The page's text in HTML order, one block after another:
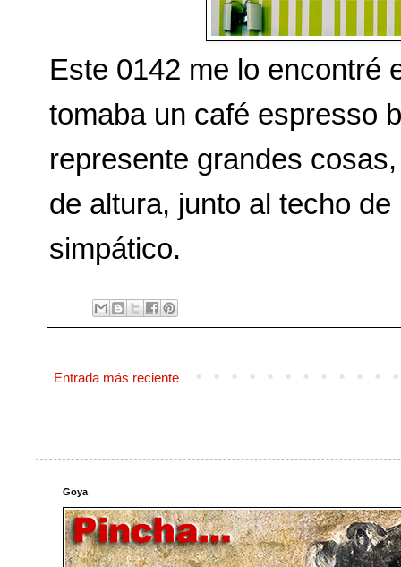
Este 0142 me lo encontré
tomaba un café espresso
represente grandes
de altura, junto al techo
simpático.
Entrada más reciente
Goya